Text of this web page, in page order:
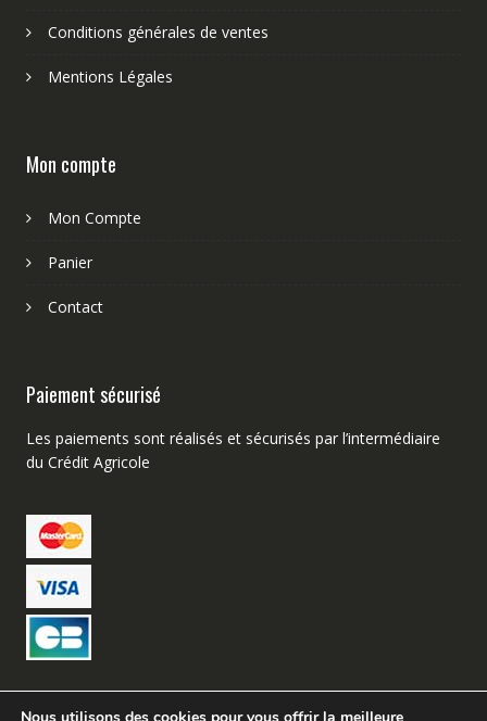
Conditions générales de ventes
Mentions Légales
Mon compte
Mon Compte
Panier
Contact
Paiement sécurisé
Les paiements sont réalisés et sécurisés par l’intermédiaire
du Crédit Agricole